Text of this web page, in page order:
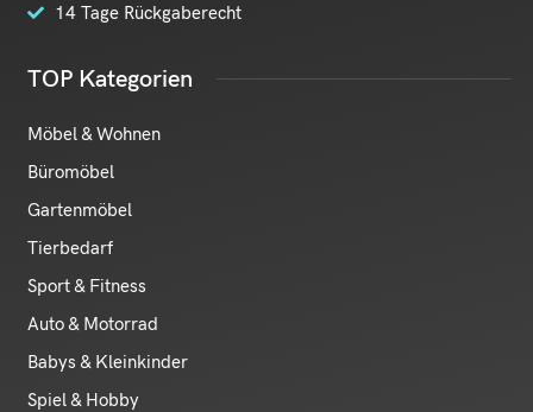
14 Tage Rückgaberecht
TOP Kategorien
Möbel & Wohnen
Büromöbel
Gartenmöbel
Tierbedarf
Sport & Fitness
Auto & Motorrad
Babys & Kleinkinder
Spiel & Hobby